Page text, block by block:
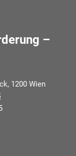
–
1200 Wien